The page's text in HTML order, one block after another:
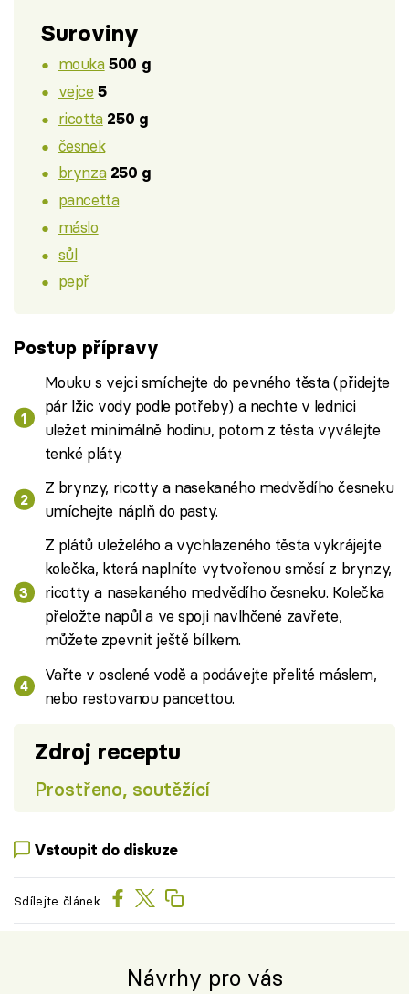
Suroviny
mouka 500 g
vejce 5
ricotta 250 g
česnek
brynza 250 g
pancetta
máslo
sůl
pepř
Postup přípravy
Mouku s vejci smíchejte do pevného těsta (přidejte
pár lžic vody podle potřeby) a nechte v lednici
uležet minimálně hodinu, potom z těsta vyválejte
tenké pláty.
Z brynzy, ricotty a nasekaného medvědího česneku
umíchejte náplň do pasty.
Z plátů uleželého a vychlazeného těsta vykrájejte
kolečka, která naplníte vytvořenou směsí z brynzy,
ricotty a nasekaného medvědího česneku. Kolečka
přeložte napůl a ve spoji navlhčené zavřete,
můžete zpevnit ještě bílkem.
Vařte v osolené vodě a podávejte přelité máslem,
nebo restovanou pancettou.
Zdroj receptu
Prostřeno, soutěžící
Vstoupit do diskuze
Sdílejte článek
Návrhy pro vás